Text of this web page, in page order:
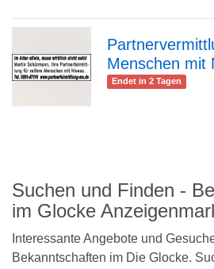
Menschen mit
Endet in 2 Tagen
Suchen und Finden -
im Glocke
Interessante Angebote und
Bekanntschaften im Die Glocke.